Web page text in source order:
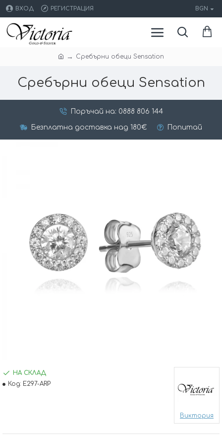
ВХОД РЕГИСТРАЦИЯ BGN
Сребърни обеци Sensation
Сребърни обеци Sensation
Поръчай на: 0888 806 144
Безплатна доставка над 180€ Попитай
НА СКЛАД
Код: E297-ARP
Виктория